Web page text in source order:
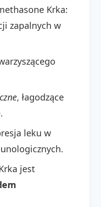
Krka:
zapalnych w
, łagodzące
leku w
jest